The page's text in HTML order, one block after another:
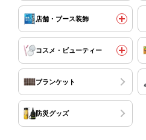
店舗・ブース装飾
コスメ・ビューティー
ブランケット
防災グッズ